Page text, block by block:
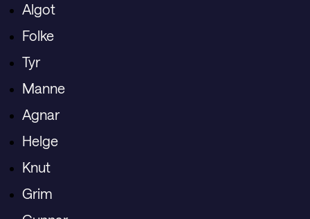
Algot
Folke
Tyr
Manne
Agnar
Helge
Knut
Grim